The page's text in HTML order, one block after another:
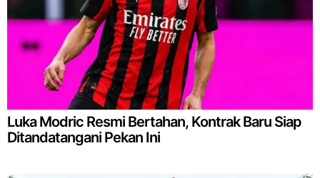
Luka Modric Resmi Bertahan, Kontrak Baru Siap
Ditandatangani Pekan Ini